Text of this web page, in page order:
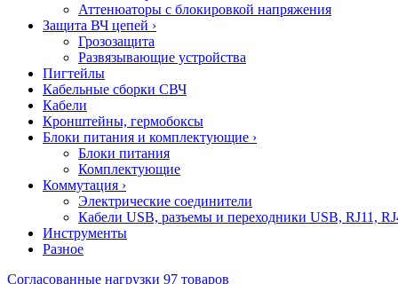
Аттенюаторы с блокировкой напряжения
Защита ВЧ цепей ›
Грозозащита
Развязывающие устройства
Пигтейлы
Кабельные сборки СВЧ
Кабели
Кронштейны, гермобоксы
Блоки питания и комплектующие ›
Блоки питания
Комплектующие
Коммутация ›
Электрические соединители
Кабели USB, разъемы и переходники USB, RJ11,
Инструменты
Разное
Согласованные нагрузки 97 товаров